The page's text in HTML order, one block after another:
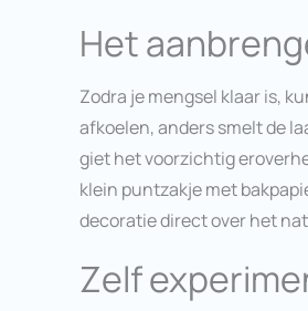
Het
Zodra je mengsel klaar is,
afkoelen, anders smelt de
giet het voorzichtig
klein puntzakje met
decoratie direct over het
Zelf